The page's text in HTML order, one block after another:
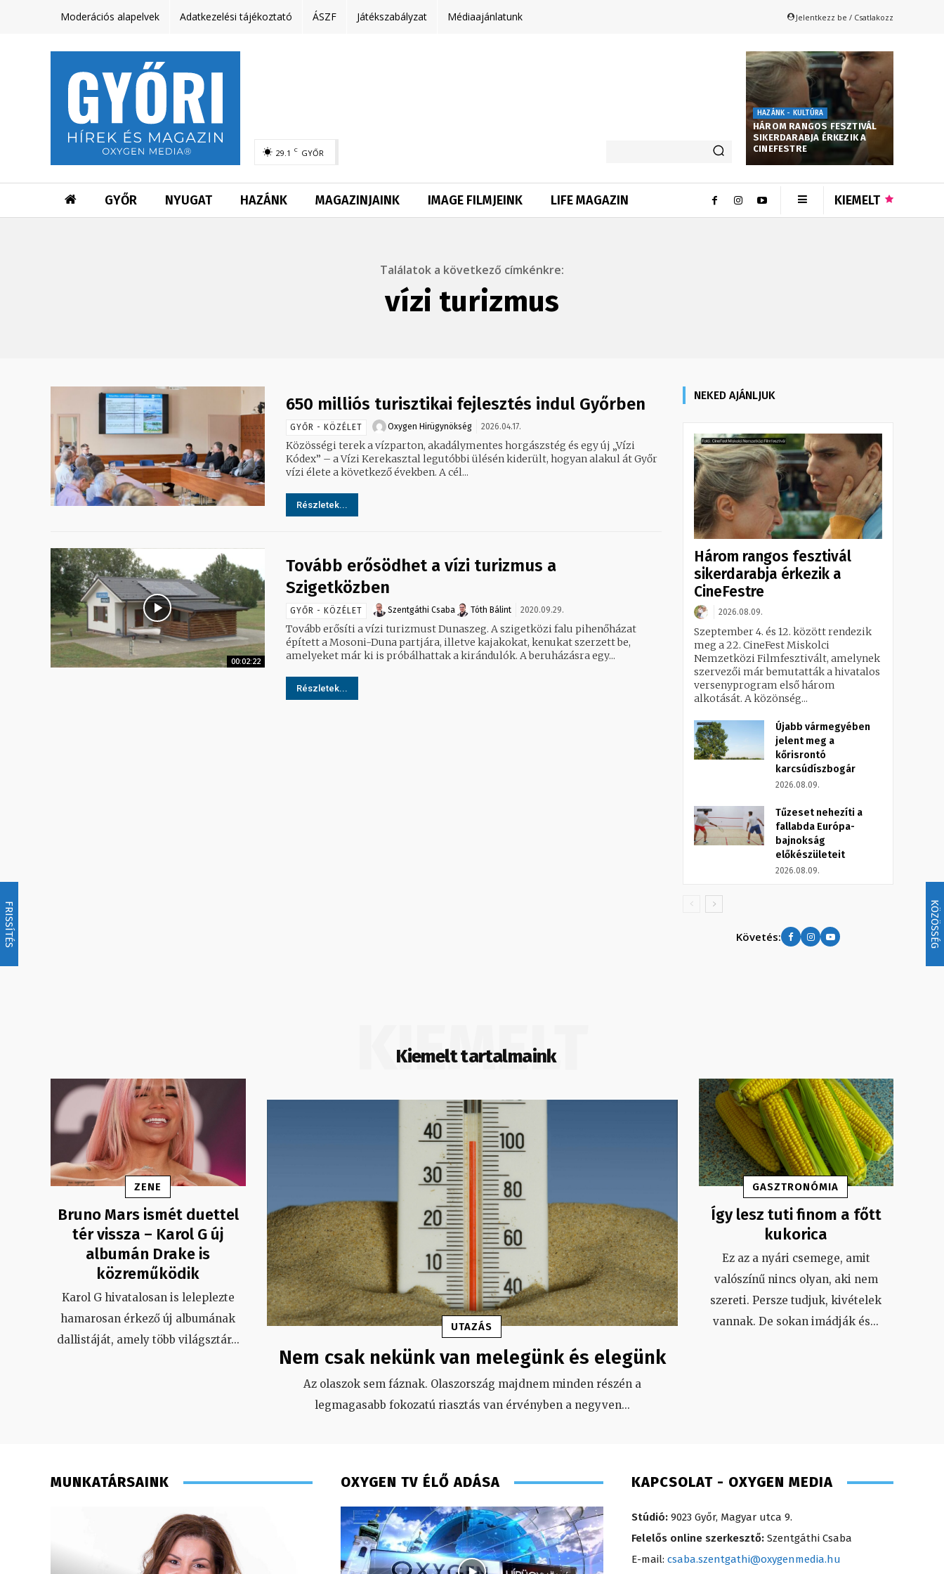
FRISSÍTÉS KÖZÖSSÉG
Moderációs alapelvek Adatkezelési tájékoztató ÁSZF Játékszabályzat Médiaajánlatunk Jelentkezz be / Csatlakozz
29.1 C GYŐR
HAZÁNK - KULTÚRA
HÁROM RANGOS FESZTIVÁL
SIKERDARABJA ÉRKEZIK A
CINEFESTRE
GYŐR NYUGAT HAZÁNK MAGAZINJAINK IMAGE FILMJEINK LIFE MAGAZIN KIEMELT
Találatok a következő címkénkre:
vízi turizmus
650 milliós turisztikai fejlesztés indul Győrben
GYŐR - KÖZÉLET Oxygen Hirügynökség 2026.04.17.
Közösségi terek a vízparton, akadálymentes horgászstég és egy új „Vízi
Kódex” – a Vízi Kerekasztal legutóbbi ülésén kiderült, hogyan alakul át Győr
vízi élete a következő években. A cél...
Részletek...
00:02:22
Tovább erősödhet a vízi turizmus a
Szigetközben
GYŐR - KÖZÉLET Szentgáthi Csaba Tóth Bálint 2020.09.29.
Tovább erősíti a vízi turizmust Dunaszeg. A szigetközi falu pihenőházat
épített a Mosoni-Duna partjára, illetve kajakokat, kenukat szerzett be,
amelyeket már ki is próbálhattak a kirándulók. A beruházásra egy...
Részletek...
NEKED AJÁNLJUK
Három rangos fesztivál
sikerdarabja érkezik a
CineFestre
2026.08.09.
Szeptember 4. és 12. között rendezik
meg a 22. CineFest Miskolci
Nemzetközi Filmfesztivált, amelynek
szervezői már bemutatták a hivatalos
versenyprogram első három
alkotását. A közönség...
Újabb vármegyében
jelent meg a
kőrisrontó
karcsúdíszbogár
2026.08.09.
Tűzeset nehezíti a
fallabda Európa-
bajnokság
előkészületeit
2026.08.09.
Követés:
Kiemelt tartalmaink
KIEMELT
ZENE
Bruno Mars ismét duettel
tér vissza – Karol G új
albumán Drake is
közreműködik
Karol G hivatalosan is leleplezte
hamarosan érkező új albumának
dallistáját, amely több világsztár...
UTAZÁS
Nem csak nekünk van melegünk és elegünk
Az olaszok sem fáznak. Olaszország majdnem minden részén a
legmagasabb fokozatú riasztás van érvényben a negyven...
GASZTRONÓMIA
Így lesz tuti finom a főtt
kukorica
Ez az a nyári csemege, amit
valószínű nincs olyan, aki nem
szereti. Persze tudjuk, kivételek
vannak. De sokan imádják és...
MUNKATÁRSAINK OXYGEN TV ÉLŐ ADÁSA KAPCSOLAT - OXYGEN MEDIA
Stúdió: 9023 Győr, Magyar utca 9.
Felelős online szerkesztő: Szentgáthi Csaba
E-mail: csaba.szentgathi@oxygenmedia.hu